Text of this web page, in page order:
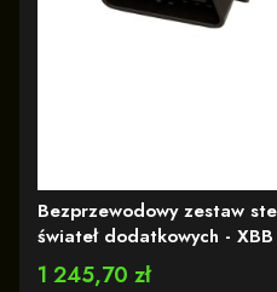
Bezprzewodowy zestaw
świateł dodatkowych - XBB OBD Dongle &
PowerUnit, (czytnik i
Cena
1 245,70 zł